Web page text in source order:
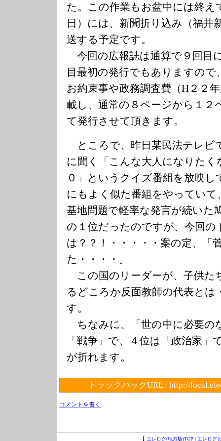
た。この作業もお盆中には終え
日）には、新聞折り込み（福井
送する予定です。
今回の広報誌は通算で９回目
目最初の発行でもありますので
お約束事や政務調査費（H２２
載し、通常の８ページから１２
て発行させて頂きます。
ところで、昨日某民法テレビ
に聞く「こんな大人になりたく
０」というクイズ番組を放映
にもよく似た番組をやっていて
基地問題で軽率な発言が続いた
の１位だったのですが、今回の
は？？！・・・・・案の定、「
た・・・・。
この国のリーダーが、子供た
るどころか反面教師の代表とは
す。
ちなみに、「世の中に必要の
「戦争」で、４位は「政治家
が折れます。
トラックバックURL : http://
コメントを書く
【 エレログ(地方版)TOP | エレログ